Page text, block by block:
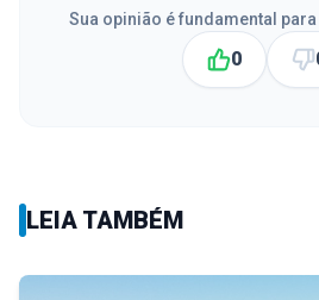
Sua opinião é fundamental
0
LEIA TAMBÉM